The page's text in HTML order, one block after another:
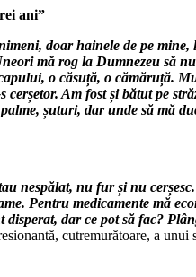
ani”
doar hainele de pe
mă rog la Dumnezeu să
o căsuță, o cămăruță.
Am fost și bătut pe
șuturi, dar unde să mă
nespălat, nu fur și nu
Pentru medicamente mă
dar ce pot să fac?
cutremurătoare, a unui